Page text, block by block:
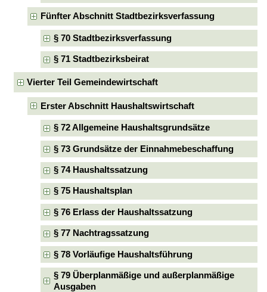
Fünfter Abschnitt Stadtbezirksverfassung
§ 70 Stadtbezirksverfassung
§ 71 Stadtbezirksbeirat
Vierter Teil Gemeindewirtschaft
Erster Abschnitt Haushaltswirtschaft
§ 72 Allgemeine Haushaltsgrundsätze
§ 73 Grundsätze der Einnahmebeschaffung
§ 74 Haushaltssatzung
§ 75 Haushaltsplan
§ 76 Erlass der Haushaltssatzung
§ 77 Nachtragssatzung
§ 78 Vorläufige Haushaltsführung
§ 79 Überplanmäßige und außerplanmäßige
Ausgaben